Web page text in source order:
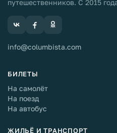
путешественников. С 2015
info@columbista.com
БИЛЕТЫ
На самолёт
На поезд
На автобус
ЖИЛЬЁ И ТРАНСПОРТ